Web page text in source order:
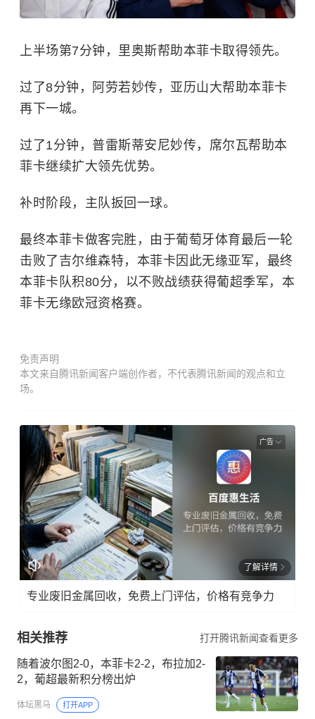
上半场第7分钟，里奥斯帮助本菲卡取得领先。
过了8分钟，阿劳若妙传，亚历山大帮助本菲卡
再下一城。
过了1分钟，普雷斯蒂安尼妙传，席尔瓦帮助本
菲卡继续扩大领先优势。
补时阶段，主队扳回一球。
最终本菲卡做客完胜，由于葡萄牙体育最后一轮
击败了吉尔维森特，本菲卡因此无缘亚军，最终
本菲卡队积80分，以不败战绩获得葡超季军，本
菲卡无缘欧冠资格赛。
免责声明
本文来自腾讯新闻客户端创作者，不代表腾讯新闻的观点和立
场。
广告
了解详情
专业废旧金属回收，免费上门评估，价格有竞争力
相关推荐 打开腾讯新闻查看更多
随着波尔图2-0，本菲卡2-2，布拉加2-
2，葡超最新积分榜出炉
体坛黑马 打开APP